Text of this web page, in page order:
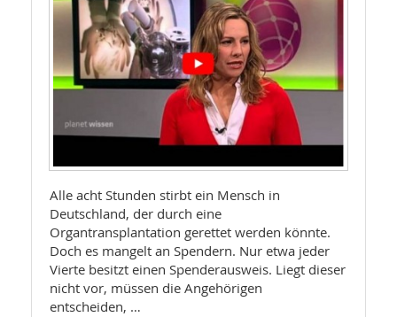
Alle acht Stunden stirbt ein Mensch in
Deutschland, der durch eine
Organtransplantation gerettet werden könnte.
Doch es mangelt an Spendern. Nur etwa jeder
Vierte besitzt einen Spenderausweis. Liegt dieser
nicht vor, müssen die Angehörigen
entscheiden, …